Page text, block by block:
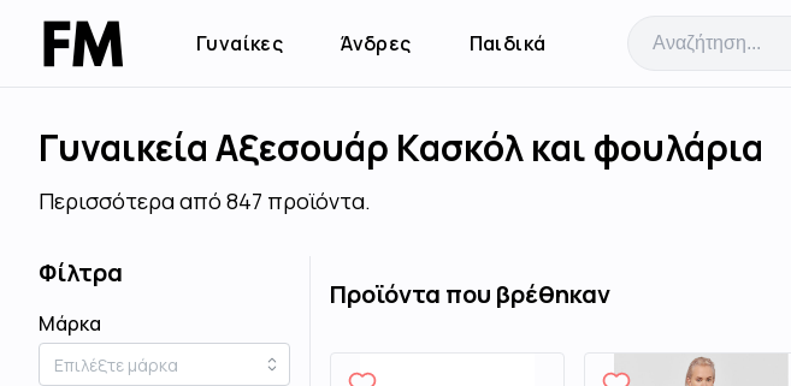
Γυναίκες Άνδρες Παιδικά
Γυναικεία Αξεσουάρ Κασκόλ και φουλάρια
Περισσότερα από 847 προϊόντα.
Φίλτρα
Μάρκα
Προϊόντα που βρέθηκαν